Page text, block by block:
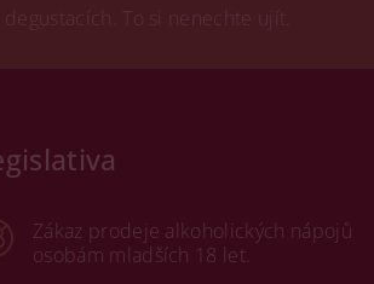
To si nenechte ujít.
Zákaz prodeje alkoholických nápojů
osobám mladších 18 let.